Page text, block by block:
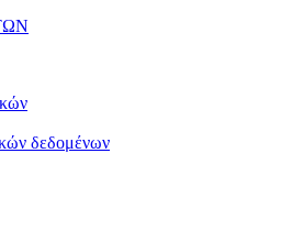
δεδομένων